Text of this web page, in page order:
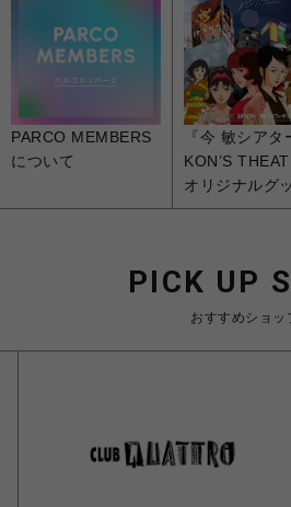
PARCO MEMBERS
について
『今 敏シアタ
KON’S
オリジナルグ
PICK UP
おすすめショッ